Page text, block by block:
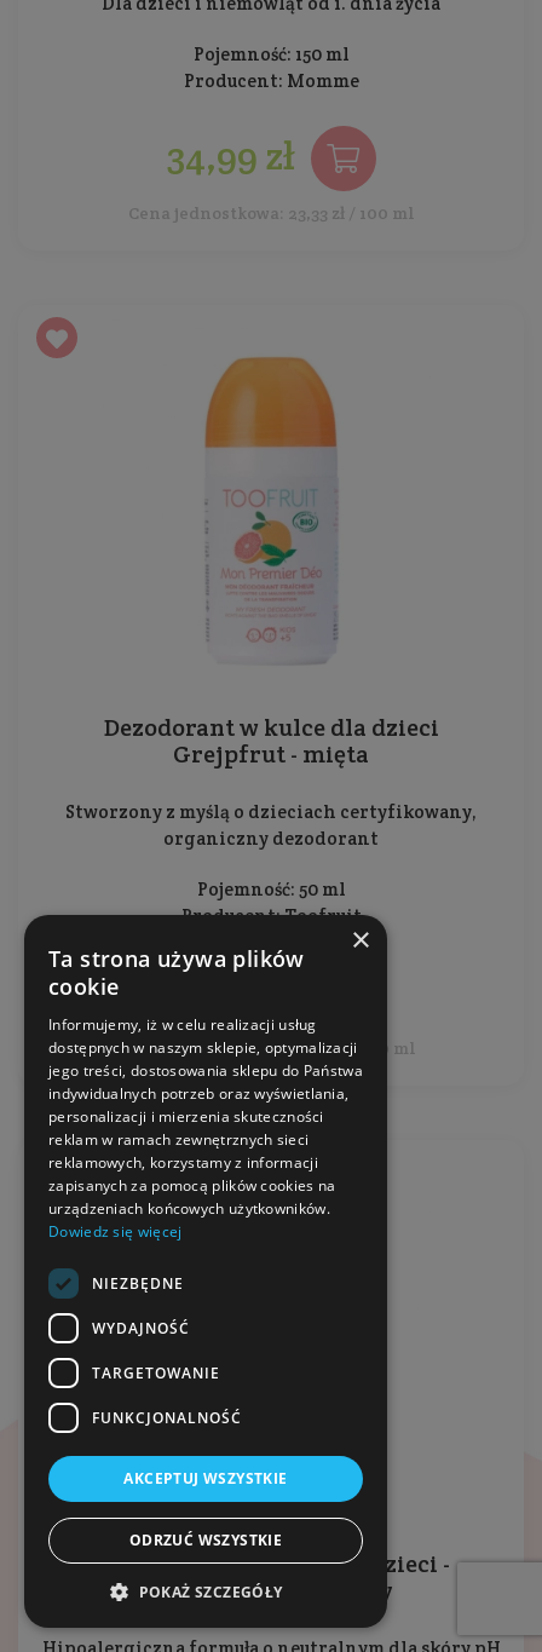
Pojemność: 150 ml
Producent: Momme
34,99 zł
Cena jednostkowa: 23,33 zł / 100 ml
Dezodorant w kulce dla dzieci
Grejpfrut - mięta
Stworzony z myślą o dzieciach certyfikowany,
organiczny dezodorant
Pojemność: 50 ml
Producent:Toofruit
Cena jednostkowa: 77,98 zł / 100 ml
Pianka do mycia rąk dla dzieci -
Koktajl truskawkowy
×
Ta strona używa plików
cookie
Informujemy, iż w celu realizacji usług
dostępnych w naszym sklepie, optymalizacji
jego treści, dostosowania sklepu do Państwa
indywidualnych potrzeb oraz wyświetlania,
personalizacji i mierzenia skuteczności
reklam w ramach zewnętrznych sieci
reklamowych, korzystamy z informacji
zapisanych za pomocą plików cookies na
urządzeniach końcowych użytkowników.
Dowiedz się więcej
NIEZBĘDNE
WYDAJNOŚĆ
TARGETOWANIE
FUNKCJONALNOŚĆ
AKCEPTUJ WSZYSTKIE
ODRZUĆ WSZYSTKIE
POKAŻ SZCZEGÓŁY